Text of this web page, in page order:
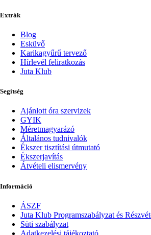
Extrák
Blog
Esküvő
Karikagyűrű tervező
Hírlevél feliratkozás
Juta Klub
Segítség
Ajánlott óra szervizek
GYIK
Méretmagyarázó
Általános tudnivalók
Ékszer tisztítási útmutató
Ékszerjavítás
Átvételi elismervény
Információ
ÁSZF
Juta Klub Programszabályzat és
Süti szabályzat
Adatkezelési tájékoztató